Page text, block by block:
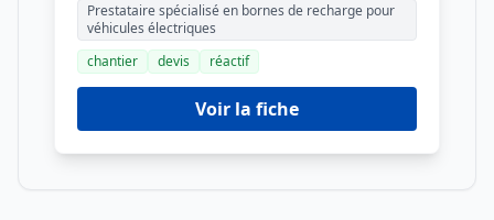
Prestataire spécialisé en bornes de recharge pour
véhicules électriques
chantier
devis réactif
Voir la fiche